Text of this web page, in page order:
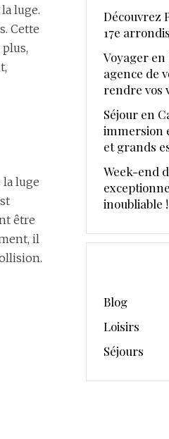
luge.
Cette
luge
être
il
Découvrez
17e
Voyager
agence de
rendre vos
Séjour en
immersion
et grands
Week-end
inoubliable !
Blog
Loisirs
Séjours